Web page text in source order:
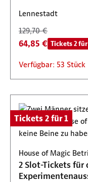
Lennestadt
129,70 €
64,85 € Tickets 2 für
Verfügbar: 53 Stück
Tickets 2 für 1
House of Magic
2 Slot-Tickets für